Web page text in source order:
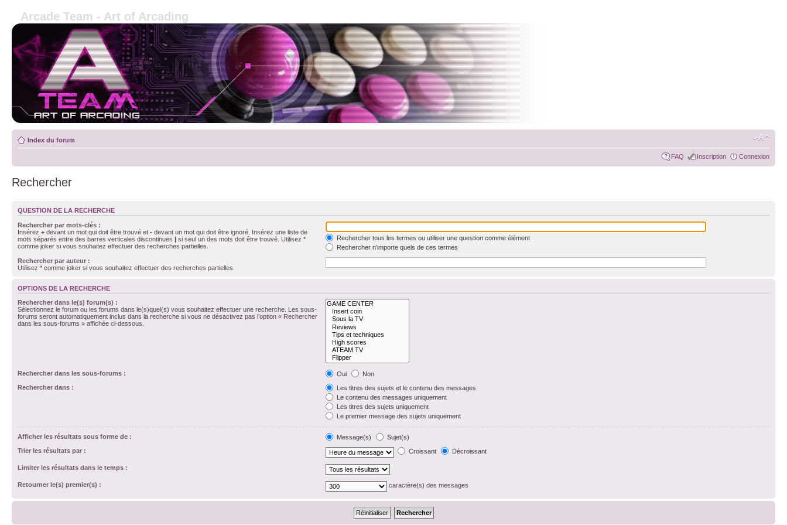
Arcade Team - Art of Arcading
Index du forum
FAQ Inscription Connexion
Rechercher
QUESTION DE LA RECHERCHE
Rechercher par mots-clés :
Insérez + devant un mot qui doit être trouvé et - devant un mot qui doit être ignoré. Insérez une liste de
mots séparés entre des barres verticales discontinues | si seul un des mots doit être trouvé. Utilisez *
comme joker si vous souhaitez effectuer des recherches partielles.
Rechercher tous les termes ou utiliser une question comme élément
Rechercher n’importe quels de ces termes
Rechercher par auteur :
Utilisez * comme joker si vous souhaitez effectuer des recherches partielles.
OPTIONS DE LA RECHERCHE
Rechercher dans le(s) forum(s) :
Sélectionnez le forum ou les forums dans le(s)quel(s) vous souhaitez effectuer une recherche. Les sous-
forums seront automatiquement inclus dans la recherche si vous ne désactivez pas l’option « Rechercher
dans les sous-forums » affichée ci-dessous.
Rechercher dans les sous-forums : Oui
Non
Rechercher dans :
Les titres des sujets et le contenu des messages
Le contenu des messages uniquement
Les titres des sujets uniquement
Le premier message des sujets uniquement
Afficher les résultats sous forme de : Message(s)
Sujet(s)
Trier les résultats par :
Croissant Décroissant
Limiter les résultats dans le temps :
Retourner le(s) premier(s) : caractère(s) des messages